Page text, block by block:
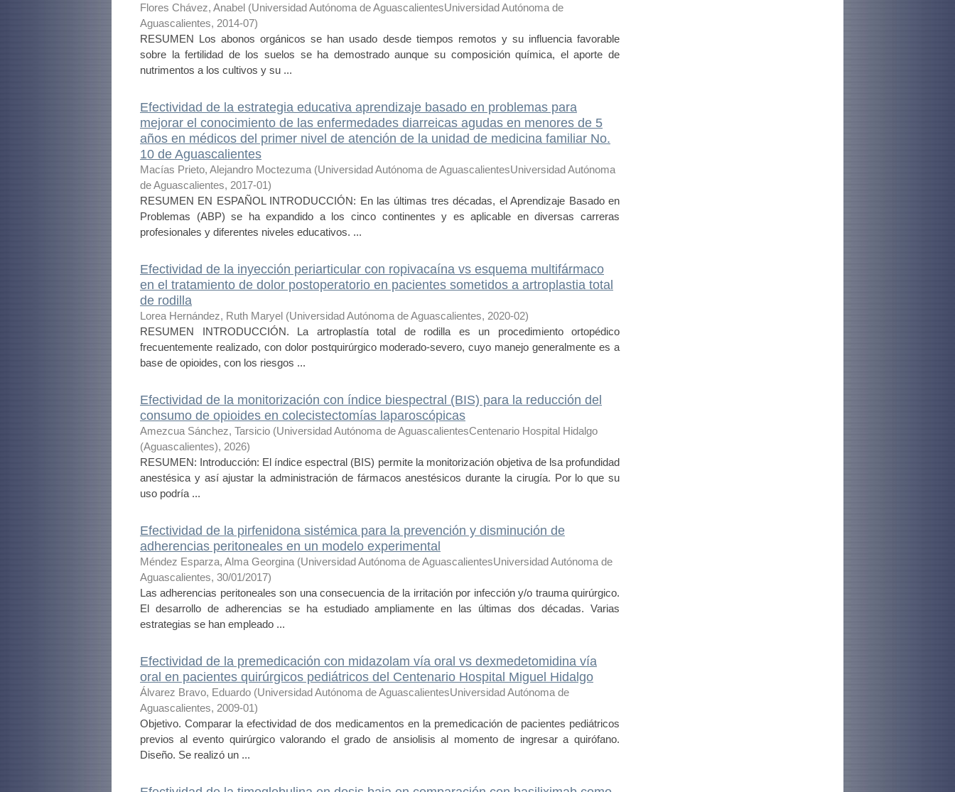
Flores Chávez, Anabel (Universidad Autónoma de AguascalientesUniversidad Autónoma de
Aguascalientes, 2014-07)
RESUMEN Los abonos orgánicos se han usado desde tiempos remotos y su influencia favorable
sobre la fertilidad de los suelos se ha demostrado aunque su composición química, el aporte de
nutrimentos a los cultivos y su ...
Efectividad de la estrategia educativa aprendizaje basado en problemas para
mejorar el conocimiento de las enfermedades diarreicas agudas en menores de 5
años en médicos del primer nivel de atención de la unidad de medicina familiar No.
10 de Aguascalientes
Macías Prieto, Alejandro Moctezuma (Universidad Autónoma de AguascalientesUniversidad Autónoma
de Aguascalientes, 2017-01)
RESUMEN EN ESPAÑOL INTRODUCCIÓN: En las últimas tres décadas, el Aprendizaje Basado en
Problemas (ABP) se ha expandido a los cinco continentes y es aplicable en diversas carreras
profesionales y diferentes niveles educativos. ...
Efectividad de la inyección periarticular con ropivacaína vs esquema multifármaco
en el tratamiento de dolor postoperatorio en pacientes sometidos a artroplastia total
de rodilla
Lorea Hernández, Ruth Maryel (Universidad Autónoma de Aguascalientes, 2020-02)
RESUMEN INTRODUCCIÓN. La artroplastía total de rodilla es un procedimiento ortopédico
frecuentemente realizado, con dolor postquirúrgico moderado-severo, cuyo manejo generalmente es a
base de opioides, con los riesgos ...
Efectividad de la monitorización con índice biespectral (BIS) para la reducción del
consumo de opioides en colecistectomías laparoscópicas
Amezcua Sánchez, Tarsicio (Universidad Autónoma de AguascalientesCentenario Hospital Hidalgo
(Aguascalientes), 2026)
RESUMEN: Introducción: El índice espectral (BIS) permite la monitorización objetiva de lsa profundidad
anestésica y así ajustar la administración de fármacos anestésicos durante la cirugía. Por lo que su
uso podría ...
Efectividad de la pirfenidona sistémica para la prevención y disminución de
adherencias peritoneales en un modelo experimental
Méndez Esparza, Alma Georgina (Universidad Autónoma de AguascalientesUniversidad Autónoma de
Aguascalientes, 30/01/2017)
Las adherencias peritoneales son una consecuencia de la irritación por infección y/o trauma quirúrgico.
El desarrollo de adherencias se ha estudiado ampliamente en las últimas dos décadas. Varias
estrategias se han empleado ...
Efectividad de la premedicación con midazolam vía oral vs dexmedetomidina vía
oral en pacientes quirúrgicos pediátricos del Centenario Hospital Miguel Hidalgo
Álvarez Bravo, Eduardo (Universidad Autónoma de AguascalientesUniversidad Autónoma de
Aguascalientes, 2009-01)
Objetivo. Comparar la efectividad de dos medicamentos en la premedicación de pacientes pediátricos
previos al evento quirúrgico valorando el grado de ansiolisis al momento de ingresar a quirófano.
Diseño. Se realizó un ...